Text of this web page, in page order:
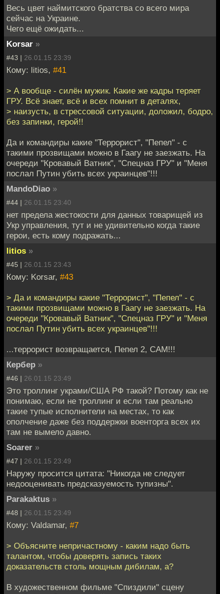
Весь цвет наймитского братства со всего мира
сейчас на Украине.
Чего ещё ожидать...
Korsar »
#43 | 26.01.15 23:39
Кому: litios, #41
> А вообще - силён мужик. Какие же кадры теряет
ГРУ. Всё знает, всё и всех помнит в деталях,
> наизусть, в стрессовой ситуации, доложил, бодро,
без запинки, герой!!
Да и командиры какие "Террорист", "Пепел" - с
такими прозвищами можно в Гаагу не заезжать. На
очереди "Кровавый Ватник", "Спецназ ГРУ" и "Меня
послал Путин убить всех украинцев"!!!
MandoDiao »
#44 | 26.01.15 23:40
нет предела жестокости для данных товарищей из
Укр управления, тут и не удивительно когда такие
герои, есть кому подражать...
litios »
#45 | 26.01.15 23:43
Кому: Korsar, #43
> Да и командиры какие "Террорист", "Пепел" - с
такими прозвищами можно в Гаагу не заезжать. На
очереди "Кровавый Ватник", "Спецназ ГРУ" и "Меня
послал Путин убить всех украинцев"!!!
...террорист возвращается, Пепел 2, САМ!!!
Кербер »
#46 | 26.01.15 23:49
Это троллинг украми/США РФ такой? Потому как не
понимаю, если не троллинг и если там реально
такие тупые исполнители на местах, то как
ополчение даже без поддержки военторга всех их
там не вымело давно.
Soarer »
#47 | 26.01.15 23:49
Наружу просится цитата: "Никогда не следует
недооценивать предсказуемость тупизны".
Parakaktus »
#48 | 26.01.15 23:49
Кому: Valdamar, #7
> Объясните непричастному - каким надо быть
талантом, чтобы доверять запись таких
доказательств столь мощным дибилам, а?
В художественном фильме "Спиздили" сцену